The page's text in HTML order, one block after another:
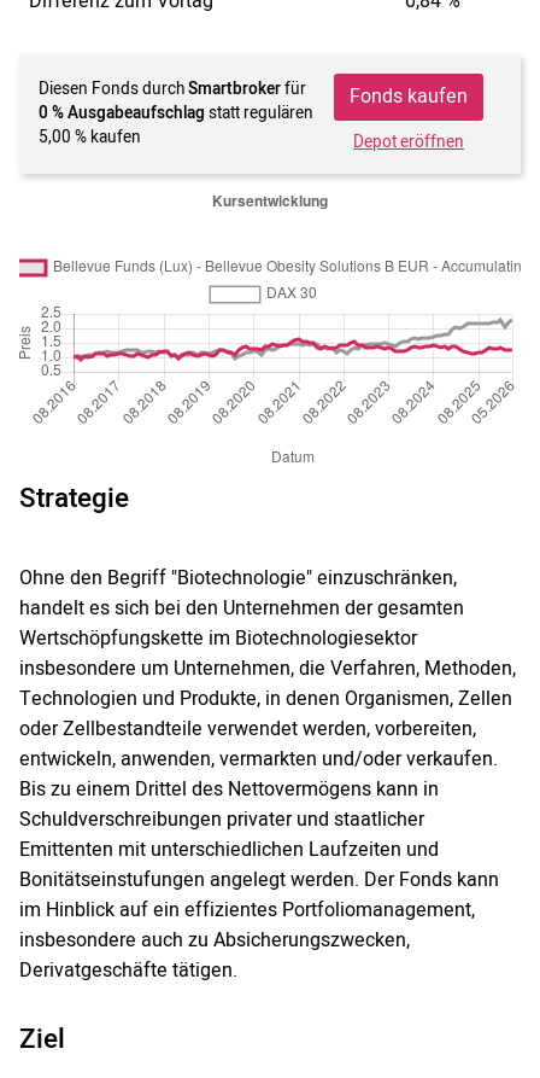
Diesen Fonds durchSmartbrokerfür
0 % Ausgabeaufschlag statt regulären
5,00 % kaufen
Fonds kaufen
Depot eröffnen
Strategie
Ohne den Begriff "Biotechnologie" einzuschränken,
handelt es sich bei den Unternehmen der gesamten
Wertschöpfungskette im Biotechnologiesektor
insbesondere um Unternehmen, die Verfahren, Methoden,
Technologien und Produkte, in denen Organismen, Zellen
oder Zellbestandteile verwendet werden, vorbereiten,
entwickeln, anwenden, vermarkten und/oder verkaufen.
Bis zu einem Drittel des Nettovermögens kann in
Schuldverschreibungen privater und staatlicher
Emittenten mit unterschiedlichen Laufzeiten und
Bonitätseinstufungen angelegt werden. Der Fonds kann
im Hinblick auf ein effizientes Portfoliomanagement,
insbesondere auch zu Absicherungszwecken,
Derivatgeschäfte tätigen.
Ziel